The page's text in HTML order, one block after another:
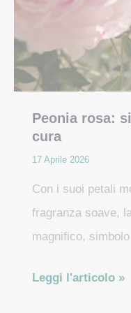
Peonia rosa:
cura
17 Aprile 2026
Con i suoi petali
fragranza soave,
magnifico, simbolo
Peonia
Leggi l'articolo »